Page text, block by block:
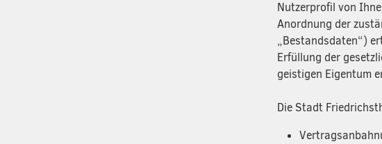
Nutzerprofil von
Anordnung der
„Bestandsdaten“)
Erfüllung der
geistigen Eigentum
Die Stadt